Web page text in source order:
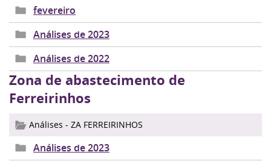
fevereiro
Análises de 2023
Análises de 2022
Zona de abastecimento de
Ferreirinhos
Análises - ZA FERREIRINHOS
Análises de 2023